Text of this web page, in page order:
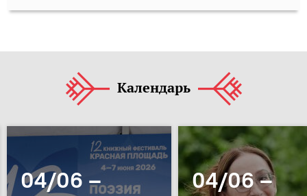
Календарь
04/06 –
04/06 –